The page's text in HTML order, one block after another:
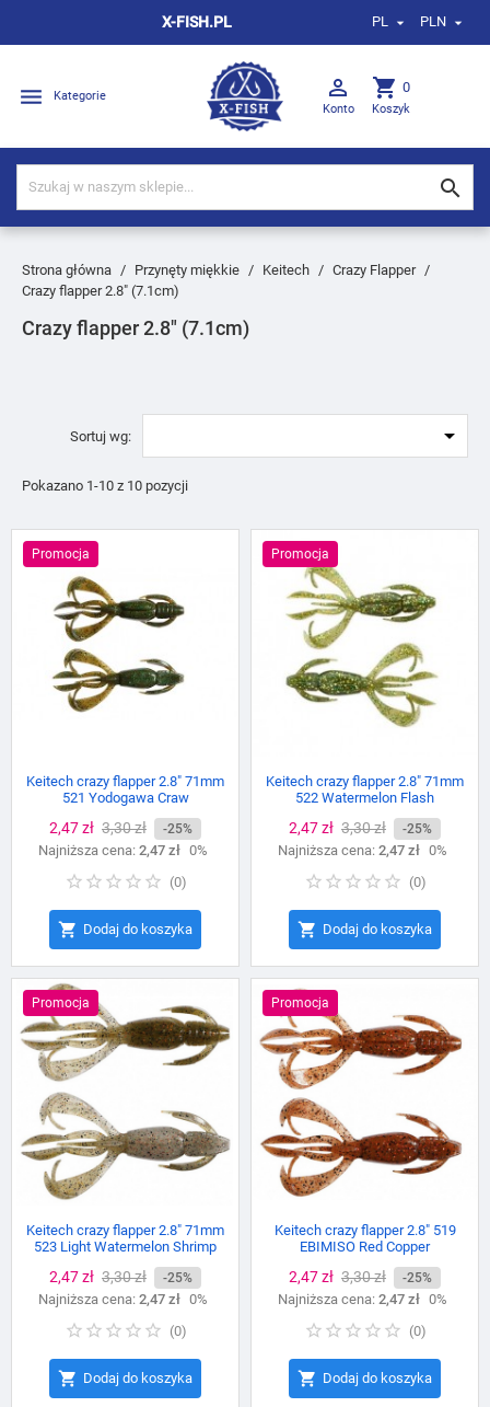
X-FISH.PL PL  PLN 
 Kategorie 
Konto
shopping_cart 0
Koszyk

Strona główna Przynęty miękkie Keitech
Crazy Flapper
Crazy flapper 2.8" (7.1cm)
Crazy flapper 2.8" (7.1cm)
Sortuj wg: 
Pokazano 1-10 z 10 pozycji
Promocja
Keitech crazy flapper 2.8" 71mm
521 Yodogawa Craw
Cena
2,47 zł Cena
podstawowa
3,30 zł -25%
Najniższa cena: 2,47 zł 0%
(0)
 Dodaj do koszyka
Promocja
Keitech crazy flapper 2.8" 71mm
522 Watermelon Flash
Cena
2,47 zł Cena
podstawowa
3,30 zł -25%
Najniższa cena: 2,47 zł 0%
(0)
 Dodaj do koszyka
Promocja
Keitech crazy flapper 2.8" 71mm
523 Light Watermelon Shrimp
Cena
2,47 zł Cena
podstawowa
3,30 zł -25%
Najniższa cena: 2,47 zł 0%
(0)
 Dodaj do koszyka
Promocja
Keitech crazy flapper 2.8" 519
EBIMISO Red Copper
Cena
2,47 zł Cena
podstawowa
3,30 zł -25%
Najniższa cena: 2,47 zł 0%
(0)
 Dodaj do koszyka